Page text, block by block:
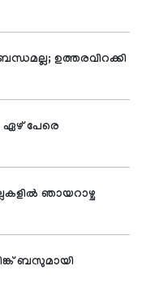
ഉത്തരവിറക്കി
ഏഴ് പേരെ
ഞായറാഴ്ച
ബസുമായി